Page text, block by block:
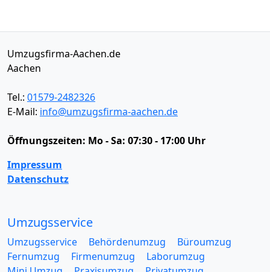
Umzugsfirma-Aachen.de
Aachen
Tel.: 01579-2482326
E-Mail: info@umzugsfirma-aachen.de
Öffnungszeiten: Mo - Sa: 07:30 - 17:00 Uhr
Impressum
Datenschutz
Umzugsservice
Umzugsservice Behördenumzug
Büroumzug
Fernumzug
Firmenumzug
Laborumzug